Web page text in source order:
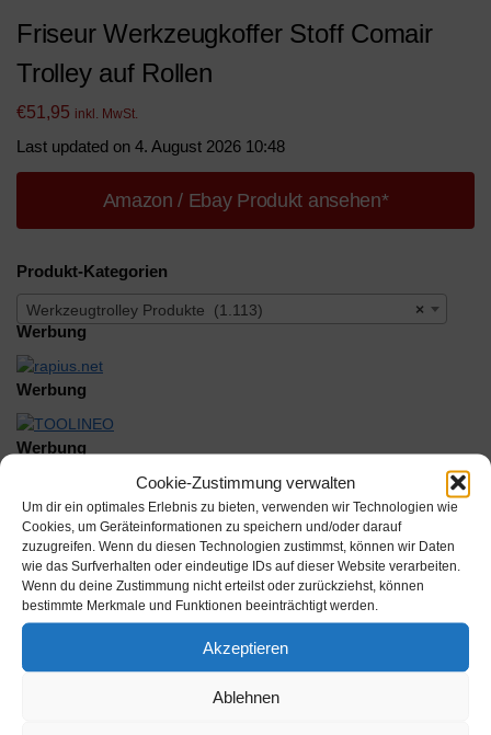
Cookie-Zustimmung verwalten
Um dir ein optimales Erlebnis zu bieten, verwenden wir Technologien wie
Cookies, um Geräteinformationen zu speichern und/oder darauf
zuzugreifen. Wenn du diesen Technologien zustimmst, können wir Daten
wie das Surfverhalten oder eindeutige IDs auf dieser Website verarbeiten.
Wenn du deine Zustimmung nicht erteilst oder zurückziehst, können
bestimmte Merkmale und Funktionen beeinträchtigt werden.
Akzeptieren
Ablehnen
Friseur Werkzeugkoffer Stoff Comair
Trolley auf Rollen
€51,95 inkl. MwSt.
Last updated on 4. August 2026 10:48
Amazon / Ebay Produkt ansehen*
Produkt-Kategorien
×
Werkzeugtrolley Produkte (1.113)
Werbung
Werbung
Werbung
Beschreibung
Werkzeugtrolley Produkte